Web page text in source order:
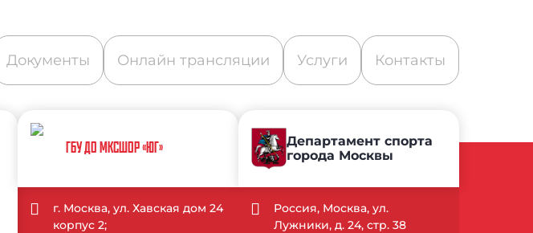
Документы Онлайн трансляции Услуги Контакты
ГБУ ДО МКСШОР «ЮГ»
г. Москва, ул. Хавская дом 24
корпус 2;
Департамент спорта
города Москвы
Россия, Москва, ул.
Лужники, д. 24, стр. 38